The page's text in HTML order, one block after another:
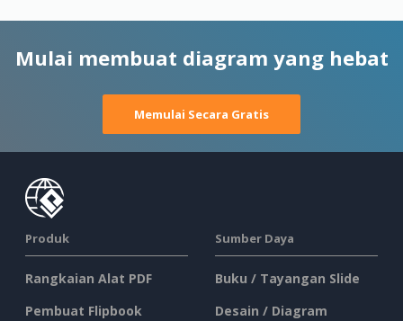
Mulai membuat diagram yang hebat
Memulai Secara Gratis
Produk
Rangkaian Alat PDF
Pembuat Flipbook
Sumber Daya
Buku / Tayangan Slide
Desain / Diagram